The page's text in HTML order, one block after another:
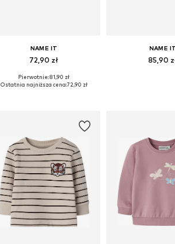
NAME IT
72,90 zł
Pierwotnie: 81,90 zł
Ostatnia najniższa cena:72,90 zł
NAME IT
85,90